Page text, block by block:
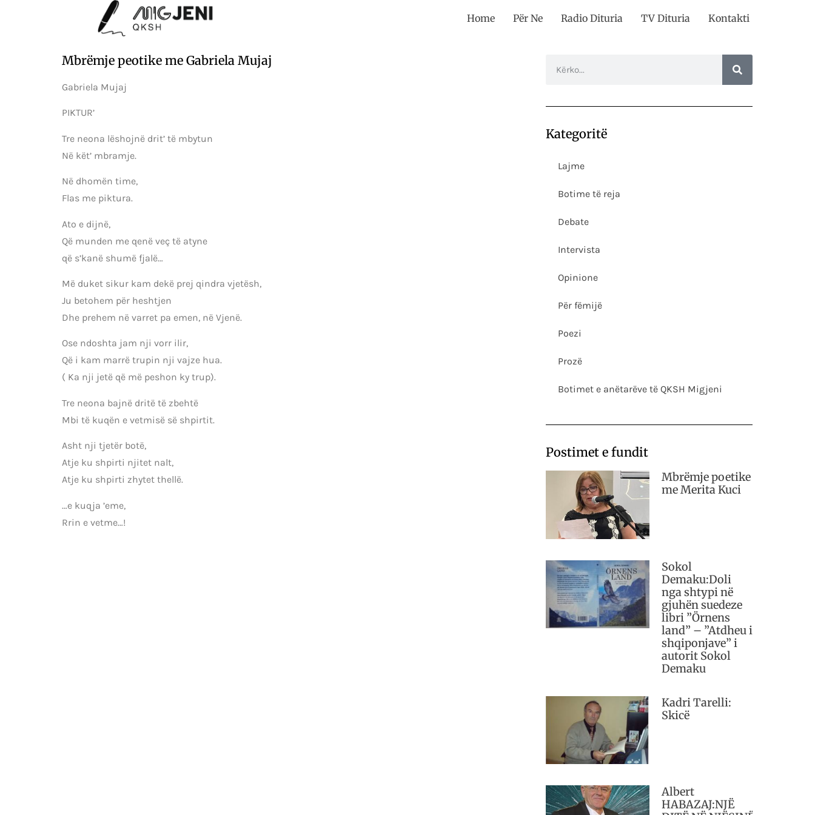
Home Për Ne Radio Dituria TV Dituria Kontakti
Mbrëmje peotike me Gabriela Mujaj
Gabriela Mujaj
PIKTUR’
Tre neona lëshojnë drit’ të mbytun
Në kët’ mbramje.
Në dhomën time,
Flas me piktura.
Ato e dijnë,
Që munden me qenë veç të atyne
që s’kanë shumë fjalë…
Më duket sikur kam dekë prej qindra vjetësh,
Ju betohem për heshtjen
Dhe prehem në varret pa emen, në Vjenë.
Ose ndoshta jam nji vorr ilir,
Që i kam marrë trupin nji vajze hua.
( Ka nji jetë që më peshon ky trup).
Tre neona bajnë dritë të zbehtë
Mbi të kuqën e vetmisë së shpirtit.
Asht nji tjetër botë,
Atje ku shpirti njitet nalt,
Atje ku shpirti zhytet thellë.
…e kuqja ’eme,
Rrin e vetme…!
Kategoritë
Lajme
Botime të reja
Debate
Intervista
Opinione
Për fëmijë
Poezi
Prozë
Botimet e anëtarëve të QKSH Migjeni
Postimet e fundit
Mbrëmje poetike
me Merita Kuci
Sokol
Demaku:Doli
nga shtypi në
gjuhën suedeze
libri ”Örnens
land” – ”Atdheu i
shqiponjave” i
autorit Sokol
Demaku
Kadri Tarelli:
Skicë
Albert
HABAZAJ:NJË